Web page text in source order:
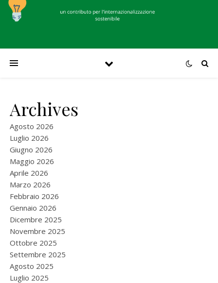
Archives
Agosto 2026
Luglio 2026
Giugno 2026
Maggio 2026
Aprile 2026
Marzo 2026
Febbraio 2026
Gennaio 2026
Dicembre 2025
Novembre 2025
Ottobre 2025
Settembre 2025
Agosto 2025
Luglio 2025